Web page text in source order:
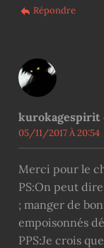
Répondre
kurokagespirit
05/11/2017 À 20:54
Merci pour le
PS:On peut
; manger de
empoisonnés
PPS:Je crois